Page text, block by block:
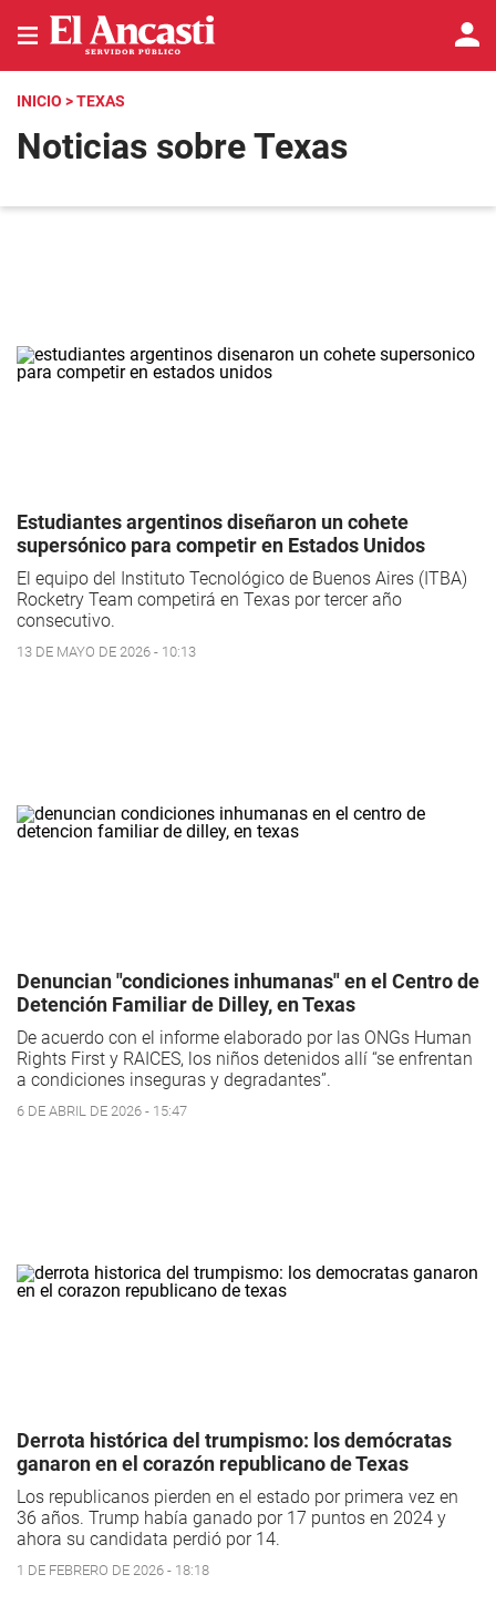
INICIO > TEXAS
Noticias sobre Texas
Estudiantes argentinos diseñaron un cohete
supersónico para competir en Estados Unidos
El equipo del Instituto Tecnológico de Buenos Aires (ITBA)
Rocketry Team competirá en Texas por tercer año
consecutivo.
13 DE MAYO DE 2026 - 10:13
Denuncian "condiciones inhumanas" en el Centro de
Detención Familiar de Dilley, en Texas
De acuerdo con el informe elaborado por las ONGs Human
Rights First y RAICES, los niños detenidos allí “se enfrentan
a condiciones inseguras y degradantes”.
6 DE ABRIL DE 2026 - 15:47
Derrota histórica del trumpismo: los demócratas
ganaron en el corazón republicano de Texas
Los republicanos pierden en el estado por primera vez en
36 años. Trump había ganado por 17 puntos en 2024 y
ahora su candidata perdió por 14.
1 DE FEBRERO DE 2026 - 18:18